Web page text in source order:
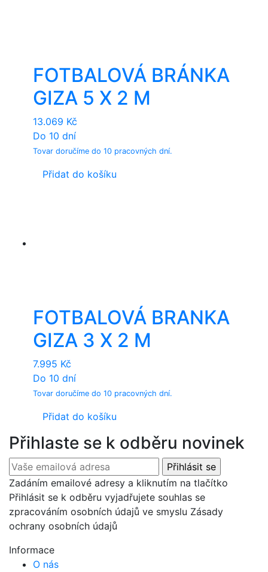
FOTBALOVÁ BRÁNKA
GIZA 5 X 2 M
13.069 Kč
Do 10 dní
Tovar doručíme do 10 pracovných dní.
Přidat do košíku
FOTBALOVÁ BRANKA
GIZA 3 X 2 M
7.995 Kč
Do 10 dní
Tovar doručíme do 10 pracovných dní.
Přidat do košíku
Přihlaste se k odběru novinek
Zadáním emailové adresy a kliknutím na tlačítko
Přihlásit se k odběru vyjadřujete souhlas se
zpracováním osobních údajů ve smyslu Zásady
ochrany osobních údajů
Informace
O nás